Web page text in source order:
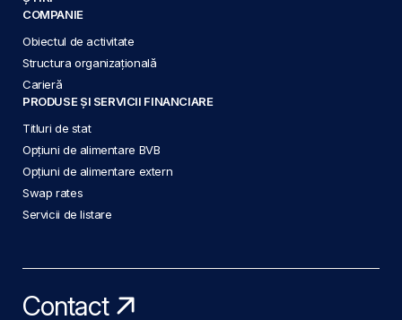
COMPANIE
Obiectul de activitate
Structura organizațională
Carieră
PRODUSE ȘI SERVICII FINANCIARE
Titluri de stat
Opțiuni de alimentare BVB
Opțiuni de alimentare extern
Swap rates
Servicii de listare
Contact